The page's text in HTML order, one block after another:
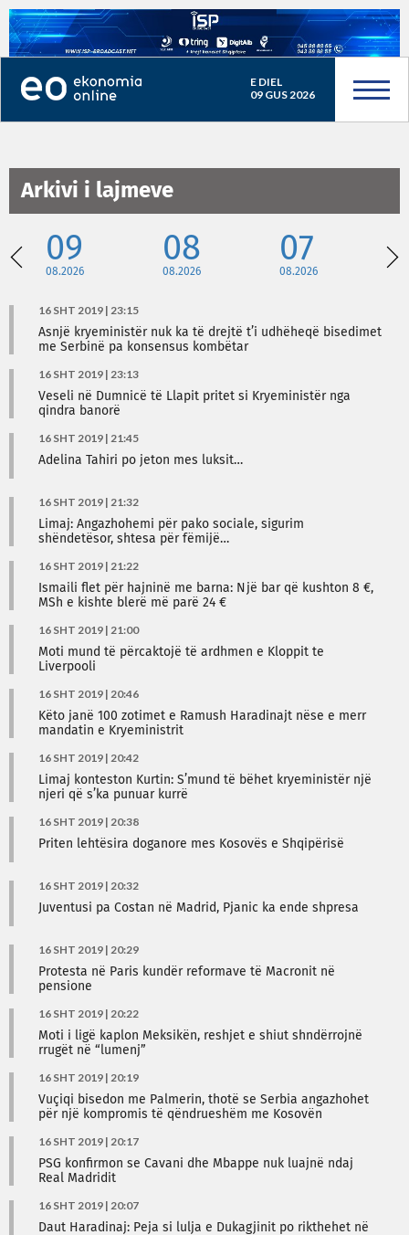
E DIEL
09 GUS 2026
Arkivi i lajmeve
09
08.2026
08
08.2026
07
08.2026
16 SHT 2019 | 23:15
Asnjë kryeministër nuk ka të drejtë t’i udhëheqë bisedimet
me Serbinë pa konsensus kombëtar
16 SHT 2019 | 23:13
Veseli në Dumnicë të Llapit pritet si Kryeministër nga
qindra banorë
16 SHT 2019 | 21:45
Adelina Tahiri po jeton mes luksit…
16 SHT 2019 | 21:32
Limaj: Angazhohemi për pako sociale, sigurim
shëndetësor, shtesa për fëmijë…
16 SHT 2019 | 21:22
Ismaili flet për hajninë me barna: Një bar që kushton 8 €,
MSh e kishte blerë më parë 24 €
16 SHT 2019 | 21:00
Moti mund të përcaktojë të ardhmen e Kloppit te
Liverpooli
16 SHT 2019 | 20:46
Këto janë 100 zotimet e Ramush Haradinajt nëse e merr
mandatin e Kryeministrit
16 SHT 2019 | 20:42
Limaj konteston Kurtin: S’mund të bëhet kryeministër një
njeri që s’ka punuar kurrë
16 SHT 2019 | 20:38
Priten lehtësira doganore mes Kosovës e Shqipërisë
16 SHT 2019 | 20:32
Juventusi pa Costan në Madrid, Pjanic ka ende shpresa
16 SHT 2019 | 20:29
Protesta në Paris kundër reformave të Macronit në
pensione
16 SHT 2019 | 20:22
Moti i ligë kaplon Meksikën, reshjet e shiut shndërrojnë
rrugët në “lumenj”
16 SHT 2019 | 20:19
Vuçiqi bisedon me Palmerin, thotë se Serbia angazhohet
për një kompromis të qëndrueshëm me Kosovën
16 SHT 2019 | 20:17
PSG konfirmon se Cavani dhe Mbappe nuk luajnë ndaj
Real Madridit
16 SHT 2019 | 20:07
Daut Haradinaj: Peja si lulja e Dukagjinit po rikthehet në